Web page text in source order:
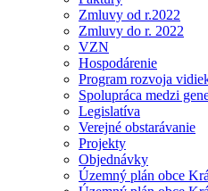
Zmluvy od r.2022
Zmluvy do r. 2022
VZN
Hospodárenie
Program rozvoja
Spolupráca medzi
Legislatíva
Verejné obstarávanie
Projekty
Objednávky
Územný plán obce